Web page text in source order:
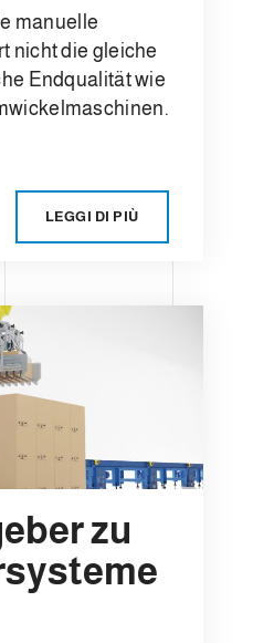
manuelle
nicht die gleiche
Endqualität wie
LEGGI DI PIÙ
zu